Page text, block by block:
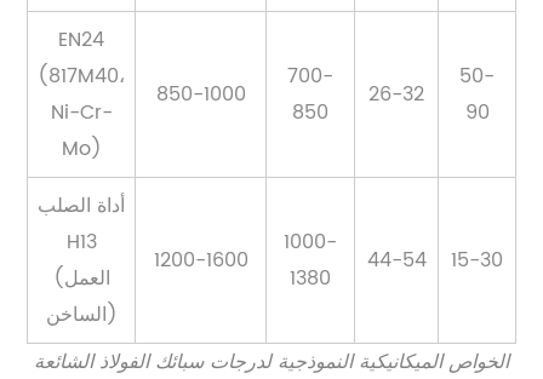
الخواص الميكانيكية النموذجية لدرجات سبائك الفولاذ الشائعة
EN24
(817M40،
Ni-Cr-
Mo)
850-1000
700-
850
26-32
50-
90
أداة الصلب
H13
(العمل
الساخن)
1200-1600
1000-
1380
44-54 15-30